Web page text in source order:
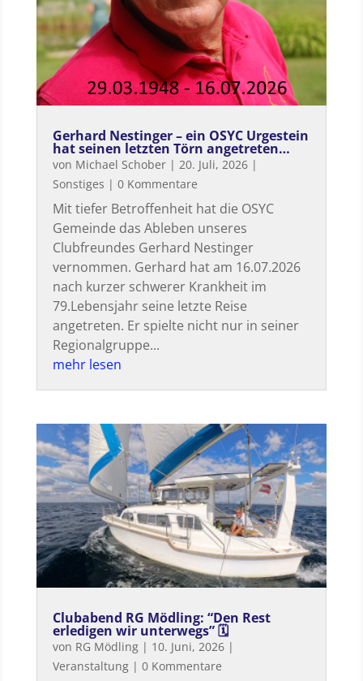
Gerhard Nestinger – ein OSYC Urgestein
hat seinen letzten Törn angetreten…
von Michael Schober| 20. Juli, 2026|
Sonstiges | 0 Kommentare
Mit tiefer Betroffenheit hat die OSYC
Gemeinde das Ableben unseres
Clubfreundes Gerhard Nestinger
vernommen. Gerhard hat am 16.07.2026
nach kurzer schwerer Krankheit im
79.Lebensjahr seine letzte Reise
angetreten. Er spielte nicht nur in seiner
Regionalgruppe...
mehr lesen
Clubabend RG Mödling: “Den Rest
erledigen wir unterwegs” 🗓
von RG Mödling| 10. Juni, 2026|
Veranstaltung| 0 Kommentare